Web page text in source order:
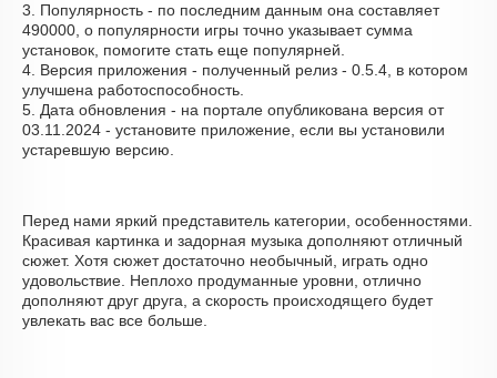
3. Популярность - по последним данным она составляет
490000, о популярности игры точно указывает сумма
установок, помогите стать еще популярней.
4. Версия приложения - полученный релиз - 0.5.4, в котором
улучшена работоспособность.
5. Дата обновления - на портале опубликована версия от
03.11.2024 - установите приложение, если вы установили
устаревшую версию.
Перед нами яркий представитель категории, особенностями.
Красивая картинка и задорная музыка дополняют отличный
сюжет. Хотя сюжет достаточно необычный, играть одно
удовольствие. Неплохо продуманные уровни, отлично
дополняют друг друга, а скорость происходящего будет
увлекать вас все больше.